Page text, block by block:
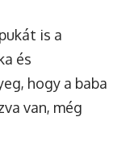
is a
és
hogy a baba
van, még